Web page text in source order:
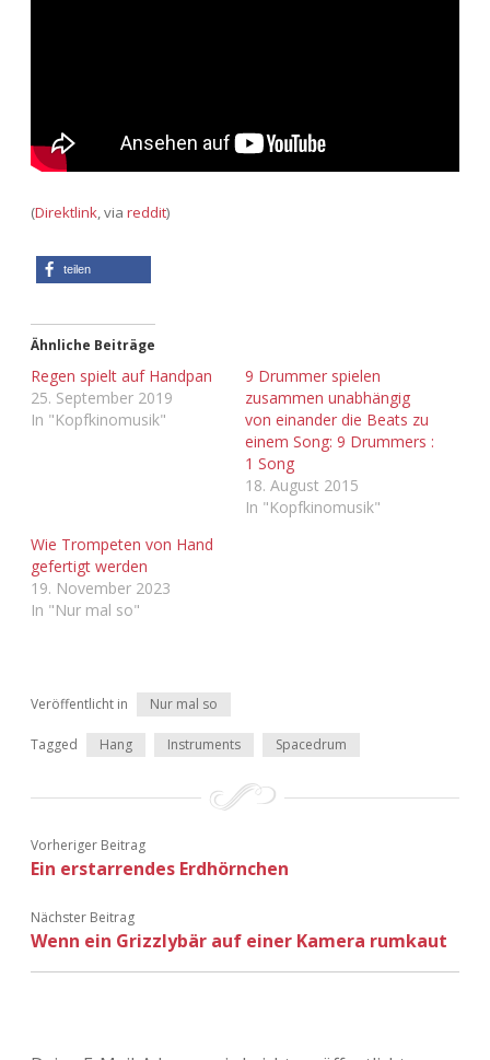
(Direktlink, via reddit)
teilen
Ähnliche Beiträge
Regen spielt auf Handpan
25. September 2019
In "Kopfkinomusik"
9 Drummer spielen
zusammen unabhängig
von einander die Beats zu
einem Song: 9 Drummers :
1 Song
18. August 2015
In "Kopfkinomusik"
Wie Trompeten von Hand
gefertigt werden
19. November 2023
In "Nur mal so"
Veröffentlicht in Nur mal so
Tagged Hang Instruments Spacedrum
Vorheriger Beitrag
Ein erstarrendes Erdhörnchen
Nächster Beitrag
Wenn ein Grizzlybär auf einer Kamera rumkaut